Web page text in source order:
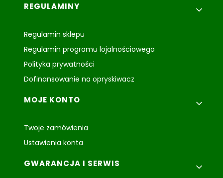
REGULAMINY
Regulamin sklepu
Regulamin programu lojalnościowego
Polityka prywatności
Dofinansowanie na opryskiwacz
MOJE KONTO
Twoje zamówienia
Ustawienia konta
GWARANCJA I SERWIS